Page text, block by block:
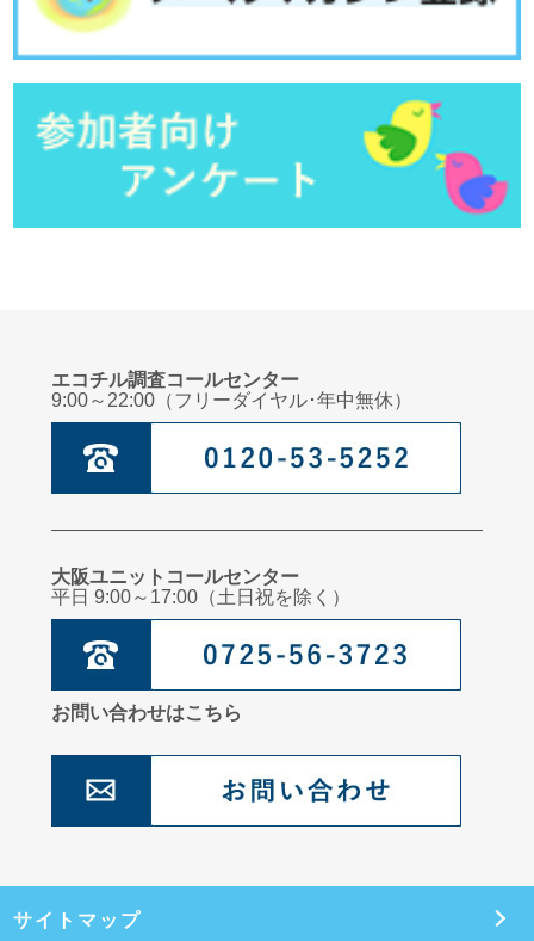
エコチル調査コールセンター
9:00～22:00（フリーダイヤル･年中無休）
大阪ユニットコールセンター
平日 9:00～17:00（土日祝を除く）
お問い合わせはこちら
サイトマップ